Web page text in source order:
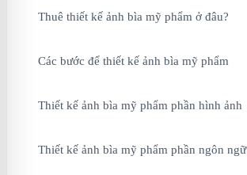
Thuê thiết kế ảnh bìa mỹ phẩm ở đâu?
Các bước để thiết kế ảnh bìa mỹ phẩm
Thiết kế ảnh bìa mỹ phẩm phần hình ảnh
Thiết kế ảnh bìa mỹ phẩm phần ngôn ngữ